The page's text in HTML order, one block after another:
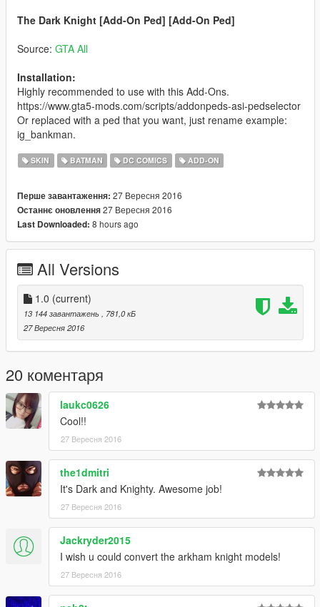
The Dark Knight [Add-On Ped] [Add-On Ped]
Source: GTA All
Installation:
Highly recommended to use with this Add-Ons.
https://www.gta5-mods.com/scripts/addonpeds-asi-pedselector
Or replaced with a ped that you want, just rename example:
ig_bankman.
SKIN BATMAN DC COMICS ADD-ON
Перше завантаження: 27 Вересня 2016
Останнє оновлення27 Вересня 2016
Last Downloaded: 8 hours ago
All Versions
1.0 (current)
13 144 завантажень
, 781,0 кБ
27 Вересня 2016
20 коментаря
laukc0626
Cool!!
27 Вересня 2016
the1dmitri
It's Dark and Knighty. Awesome job!
27 Вересня 2016
Jackryder2015
I wish u could convert the arkham knight models!
27 Вересня 2016